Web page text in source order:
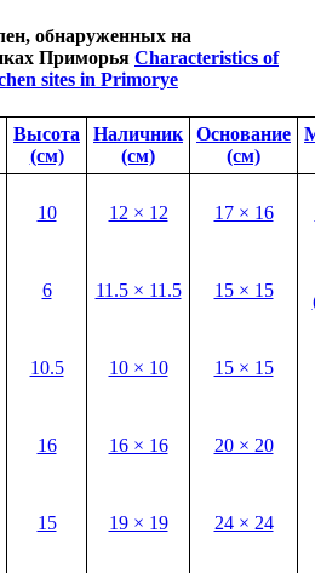
обнаруженных на
Приморья Characteristics of
sites in Primorye
Высота
(см)
Наличник
(см)
Основание
(см)
10 12 × 12 17 × 16
6 11.5 × 11.5 15 × 15
10.5 10 × 10 15 × 15
16 16 × 16 20 × 20
15 19 × 19 24 × 24